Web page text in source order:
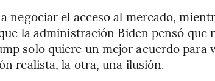
negociar el acceso al mercado,
la administración Biden pensó que
solo quiere un mejor acuerdo para
realista, la otra, una ilusión.